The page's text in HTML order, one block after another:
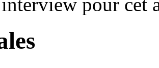
pour cet